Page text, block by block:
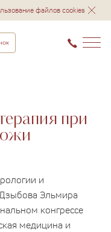
файлов cookies
при
и
Эльмира
конгрессе
медицина и